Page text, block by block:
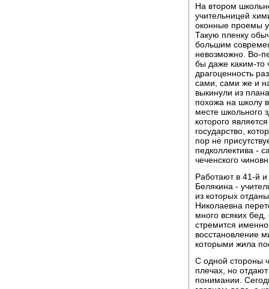
На втором
учительницей
оконные проемы
Такую пленку
большим
невозможно. Во-
бы даже каким-то
драгоценность
сами, сами же и
выкинули из
похожа на школу
месте школьного
которого
государство,
пор не
педколлектива -
чеченского
Работают в 41-й
Белякина -
из которых
Николаевна
много всяких
стремится
восстановление
которыми жила
С одной стороны
плечах, но
понимании.